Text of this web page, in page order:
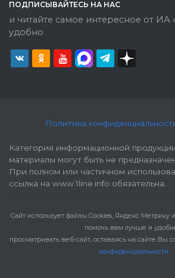
ПОДПИСЫВАЙТЕСЬ НА НАС
и читайте самое интересное от ИА
удобно
Политика
Категория информационной
материалы могут быть не
При полном или частичном
ссылка на www.1line.info обязательна.
Cайт использует файлы Cookies, Яндекс
помочь вам лучше и
просматривать веб-сайт, оставаясь на сайте Вы
конфиденциальности